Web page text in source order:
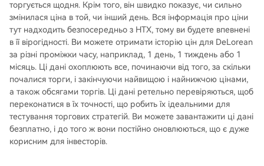
торгується щодня. Крім того, він швидко показує, чи сильно
змінилася ціна в той, чи інший день. Вся інформація про ціни
тут надходить безпосередньо з HTX, тому ви будете впевнені
в її вірогідності. Ви можете отримати історію цін для DeLorean
за різні проміжки часу, наприклад, 1 день, 1 тиждень або 1
місяць. Ці дані охоплюють все, починаючи від того, за скільки
почалися торги, і закінчуючи найвищою і найнижчою цінами,
а також обсягами торгів. Ці дані ретельно перевіряються, щоб
переконатися в їх точності, що робить їх ідеальними для
тестування торгових стратегій. Ви можете завантажити ці дані
безплатно, і до того ж вони постійно оновлюються, що є дуже
корисним для інвесторів.